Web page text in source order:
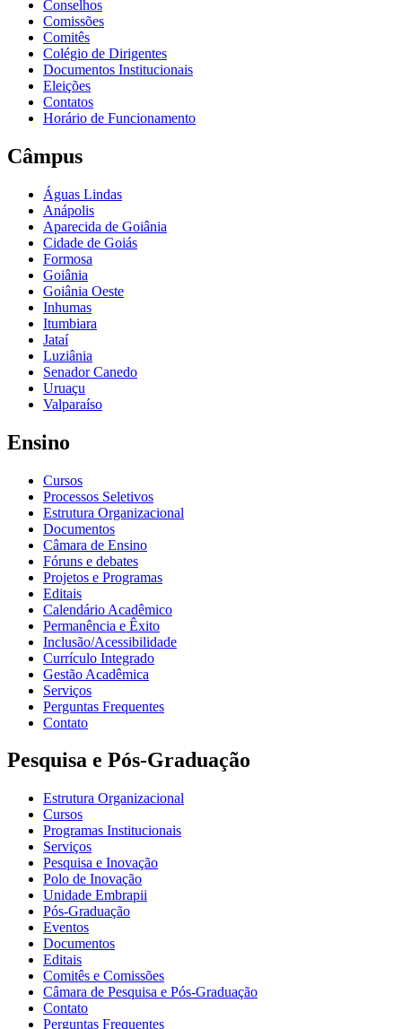
Conselhos
Comissões
Comitês
Colégio de Dirigentes
Documentos Institucionais
Eleições
Contatos
Horário de Funcionamento
Câmpus
Águas Lindas
Anápolis
Aparecida de Goiânia
Cidade de Goiás
Formosa
Goiânia
Goiânia Oeste
Inhumas
Itumbiara
Jataí
Luziânia
Senador Canedo
Uruaçu
Valparaíso
Ensino
Cursos
Processos Seletivos
Estrutura Organizacional
Documentos
Câmara de Ensino
Fóruns e debates
Projetos e Programas
Editais
Calendário Acadêmico
Permanência e Êxito
Inclusão/Acessibilidade
Currículo Integrado
Gestão Acadêmica
Serviços
Perguntas Frequentes
Contato
Pesquisa e Pós-Graduação
Estrutura Organizacional
Cursos
Programas Institucionais
Serviços
Pesquisa e Inovação
Polo de Inovação
Unidade Embrapii
Pós-Graduação
Eventos
Documentos
Editais
Comitês e Comissões
Câmara de Pesquisa e Pós-Graduação
Contato
Perguntas Frequentes